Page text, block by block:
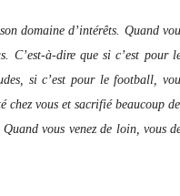
domaine d’intérêts. Quand
C’est-à-dire que si c’est pour
si c’est pour le football,
chez vous et sacrifié beaucoup
vous venez de loin, vous